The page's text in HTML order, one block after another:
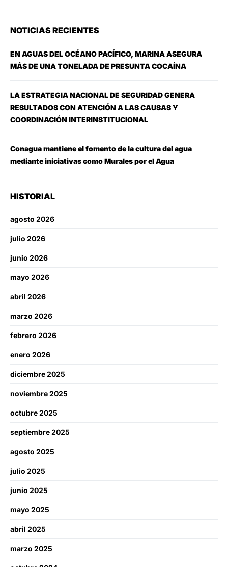
NOTICIAS RECIENTES
EN AGUAS DEL OCÉANO PACÍFICO, MARINA ASEGURA
MÁS DE UNA TONELADA DE PRESUNTA COCAÍNA
LA ESTRATEGIA NACIONAL DE SEGURIDAD GENERA
RESULTADOS CON ATENCIÓN A LAS CAUSAS Y
COORDINACIÓN INTERINSTITUCIONAL
Conagua mantiene el fomento de la cultura del agua
mediante iniciativas como Murales por el Agua
HISTORIAL
agosto 2026
julio 2026
junio 2026
mayo 2026
abril 2026
marzo 2026
febrero 2026
enero 2026
diciembre 2025
noviembre 2025
octubre 2025
septiembre 2025
agosto 2025
julio 2025
junio 2025
mayo 2025
abril 2025
marzo 2025